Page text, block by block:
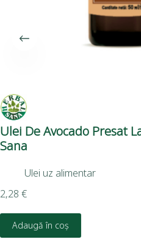
Ulei De Avocado Presat
Sana
Ulei uz alimentar
2,28 €
Adaugă în coș